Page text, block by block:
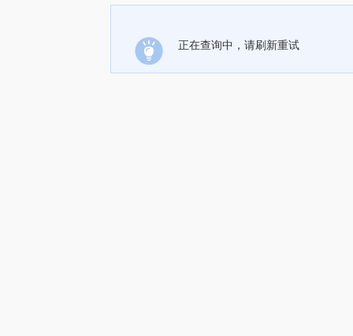
正在查询中，请刷新重试